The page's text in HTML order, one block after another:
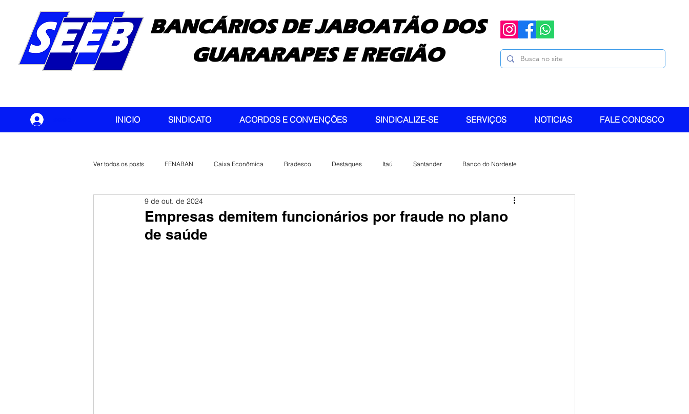
BANCÁRIOS DE JABOATÃO DOS
GUARARAPES E REGIÃO
INICIO SINDICATO ACORDOS E CONVENÇÕES SINDICALIZE-SE SERVIÇOS NOTICIAS FALE CONOSCO
Ver todos os posts FENABAN Caixa Econômica Bradesco Destaques Itaú Santander Banco do Nordeste
Banco do Brasil CONTEC
Empresas demitem funcionários por fraude no plano
de saúde
9 de out. de 2024